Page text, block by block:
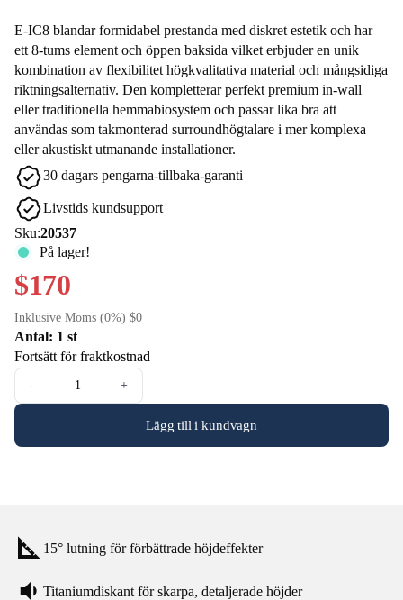
E-IC8 blandar formidabel prestanda med diskret estetik och har
ett 8-tums element och öppen baksida vilket erbjuder en unik
kombination av flexibilitet högkvalitativa material och mångsidiga
riktningsalternativ. Den kompletterar perfekt premium in-wall
eller traditionella hemmabiosystem och passar lika bra att
användas som takmonterad surroundhögtalare i mer komplexa
eller akustiskt utmanande installationer.
30 dagars pengarna-tillbaka-garanti
Livstids kundsupport
Sku:20537
På lager!
$170
Inklusive Moms (0%) $0
Antal: 1 st
Fortsätt för fraktkostnad
- +
Lägg till i kundvagn
15° lutning för förbättrade höjdeffekter
Titaniumdiskant för skarpa, detaljerade höjder